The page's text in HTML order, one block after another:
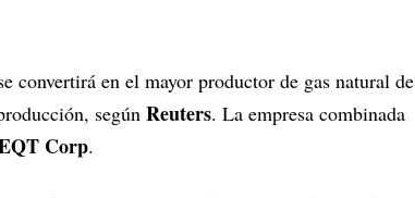
convertirá en el mayor productor de gas natural de
según Reuters. La empresa combinada
Corp.